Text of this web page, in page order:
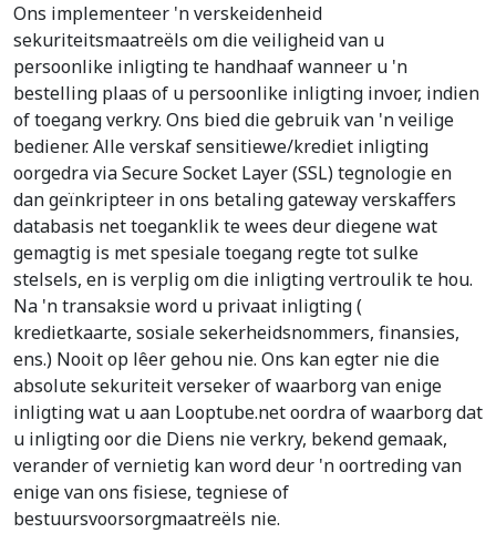
Ons implementeer 'n verskeidenheid
sekuriteitsmaatreëls om die veiligheid van u
persoonlike inligting te handhaaf wanneer u 'n
bestelling plaas of u persoonlike inligting invoer, indien
of toegang verkry. Ons bied die gebruik van 'n veilige
bediener. Alle verskaf sensitiewe/krediet inligting
oorgedra via Secure Socket Layer (SSL) tegnologie en
dan geïnkripteer in ons betaling gateway verskaffers
databasis net toeganklik te wees deur diegene wat
gemagtig is met spesiale toegang regte tot sulke
stelsels, en is verplig om die inligting vertroulik te hou.
Na 'n transaksie word u privaat inligting (
kredietkaarte, sosiale sekerheidsnommers, finansies,
ens.) Nooit op lêer gehou nie. Ons kan egter nie die
absolute sekuriteit verseker of waarborg van enige
inligting wat u aan Looptube.net oordra of waarborg dat
u inligting oor die Diens nie verkry, bekend gemaak,
verander of vernietig kan word deur 'n oortreding van
enige van ons fisiese, tegniese of
bestuursvoorsorgmaatreëls nie.